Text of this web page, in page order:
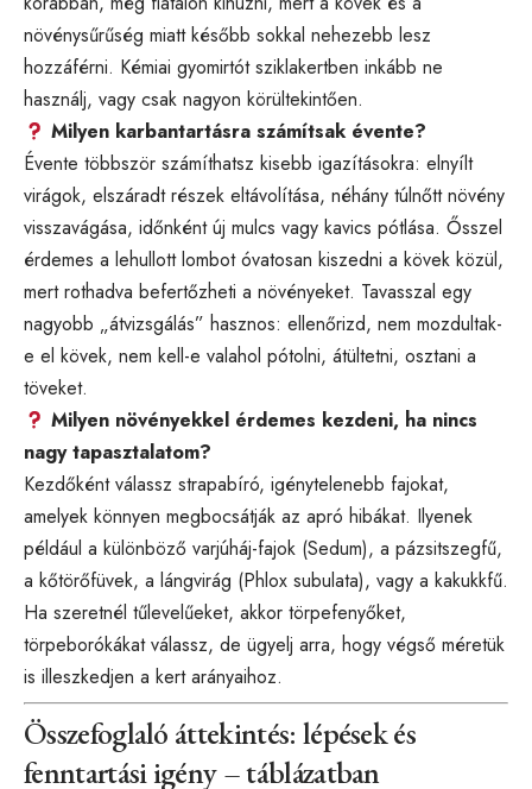
növénysűrűség miatt később sokkal nehezebb lesz
hozzáférni. Kémiai gyomirtót sziklakertben inkább ne
használj, vagy csak nagyon körültekintően.
Milyen karbantartásra számítsak évente?
Évente többször számíthatsz kisebb igazításokra: elnyílt
virágok, elszáradt részek eltávolítása, néhány túlnőtt növény
visszavágása, időnként új mulcs vagy kavics pótlása. Ősszel
érdemes a lehullott lombot óvatosan kiszedni a kövek közül,
mert rothadva befertőzheti a növényeket. Tavasszal egy
nagyobb „átvizsgálás” hasznos: ellenőrizd, nem mozdultak-
e el kövek, nem kell-e valahol pótolni, átültetni, osztani a
töveket.
Milyen növényekkel érdemes kezdeni, ha nincs
nagy tapasztalatom?
Kezdőként válassz strapabíró, igénytelenebb fajokat,
amelyek könnyen megbocsátják az apró hibákat. Ilyenek
például a különböző varjúháj-fajok (Sedum), a pázsitszegfű,
a kőtörőfüvek, a lángvirág (Phlox subulata), vagy a kakukkfű.
Ha szeretnél tűlevelűeket, akkor törpefenyőket,
törpeborókákat válassz, de ügyelj arra, hogy végső méretük
is illeszkedjen a kert arányaihoz.
Összefoglaló áttekintés: lépések és
fenntartási igény – táblázatban